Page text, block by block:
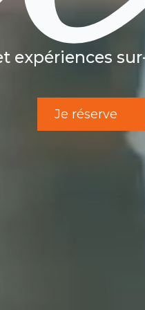
expériences
Je réserve